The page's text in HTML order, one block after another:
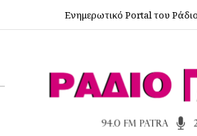
Ενημερωτικό Portal του